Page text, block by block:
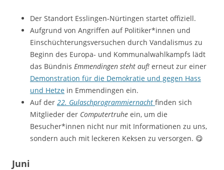
Der Standort Esslingen-Nürtingen startet offiziell.
Aufgrund von Angriffen auf Politiker*innen und
Einschüchterungsversuchen durch Vandalismus zu
Beginn des Europa- und Kommunalwahlkampfs lädt
das Bündnis Emmendingen steht auf! erneut zur einer
Demonstration für die Demokratie und gegen Hass
und Hetze in Emmendingen ein.
Auf der 22. Gulaschprogrammiernacht finden sich
Mitglieder der Computertruhe ein, um die
Besucher*innen nicht nur mit Informationen zu uns,
sondern auch mit leckeren Keksen zu versorgen. 😋
Juni